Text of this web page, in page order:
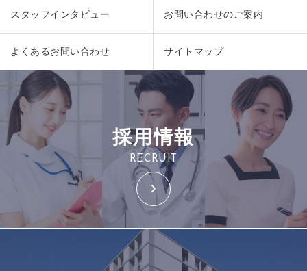
スタッフインタビュー お問い合わせのご案内
よくあるお問い合わせ サイトマップ
採用情報
RECRUIT